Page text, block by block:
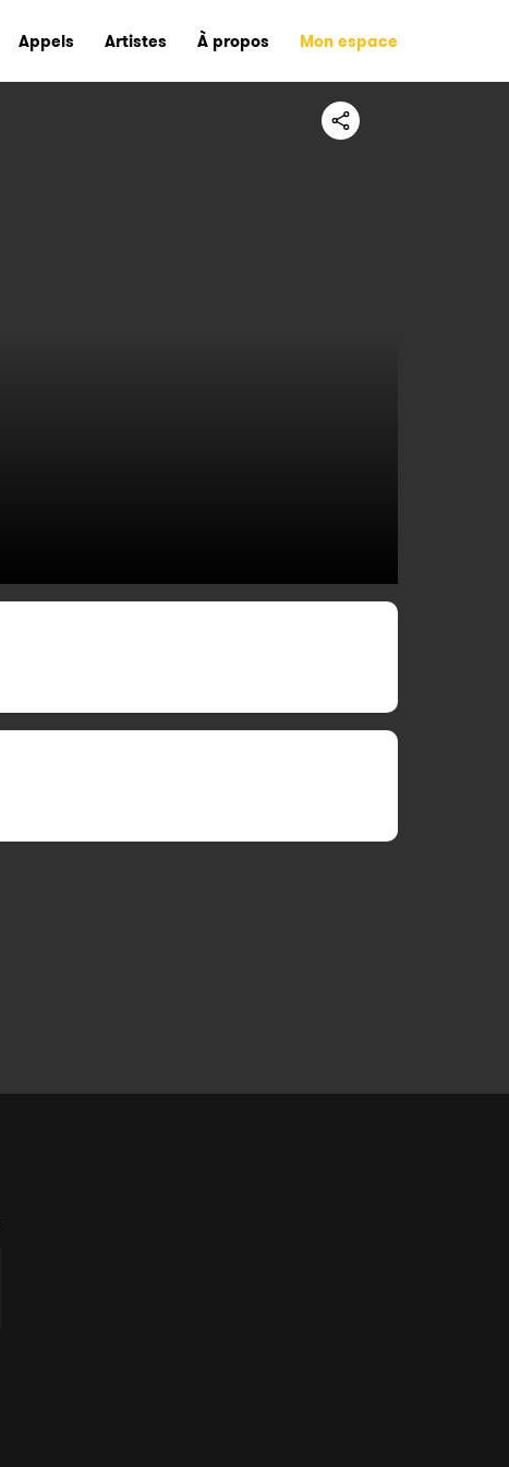
Appels Artistes À propos Mon espace